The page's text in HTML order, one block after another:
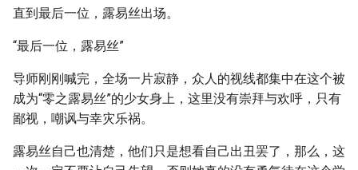
直到最后一位，露易丝出场。
“最后一位，露易丝”
导师刚刚喊完，全场一片寂静，众人的视线都集中在这个被
成为“零之露易丝”的少女身上，这里没有崇拜与欢呼，只有
鄙视，嘲讽与幸灾乐祸。
露易丝自己也清楚，他们只是想看自己出丑罢了，那么，这